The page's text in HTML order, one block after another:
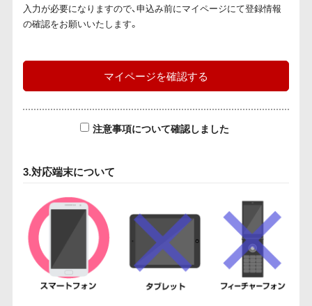
入力が必要になりますので、申込み前にマイページにて登録情報
の確認をお願いいたします。
マイページを確認する
注意事項について確認しました
3.対応端末について